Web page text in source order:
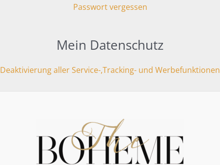
Passwort vergessen
Mein Datenschutz
Deaktivierung aller Service-,Tracking- und Werbefunktionen